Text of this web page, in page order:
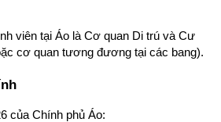
viên tại Áo là Cơ quan Di trú và Cư
cơ quan tương đương tại các bang).
của Chính phủ Áo: